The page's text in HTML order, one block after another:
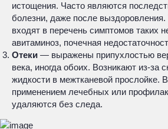
истощения. Часто являются
болезни, даже после выздоровления.
входят в перечень симптомов таких
авитаминоз, почечная
Отеки — выражены припухлостью
века, иногда обоих. Возникают из-за
жидкости в межтканевой прослойке.
применением лечебных или
удаляются без следа.